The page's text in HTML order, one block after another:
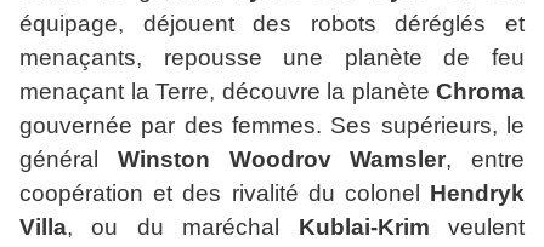
équipage, déjouent des robots déréglés et
menaçants, repousse une planète de feu
menaçant la Terre, découvre la planète Chroma
gouvernée par des femmes. Ses supérieurs, le
général Winston Woodrov Wamsler, entre
coopération et des rivalité du colonel Hendryk
Villa, ou du maréchal Kublai-Krim veulent